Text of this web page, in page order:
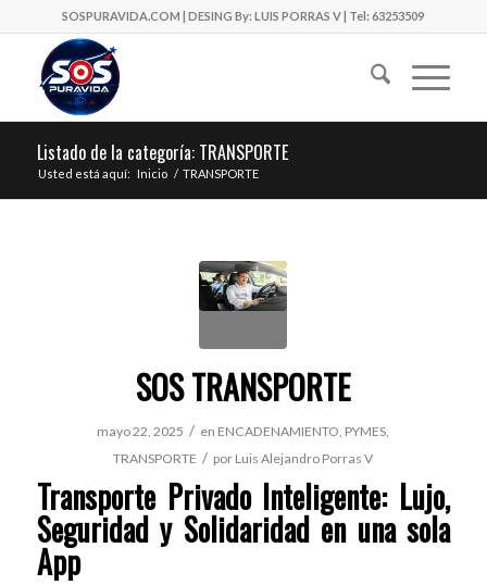
SOSPURAVIDA.COM | DESING By: LUIS PORRAS V | Tel: 63253509
Listado de la categoría: TRANSPORTE
Usted está aquí: Inicio / TRANSPORTE
SOS TRANSPORTE
mayo 22, 2025 / en ENCADENAMIENTO, PYMES,
TRANSPORTE / por Luis Alejandro Porras V
Transporte Privado Inteligente: Lujo,
Seguridad y Solidaridad en una sola
App